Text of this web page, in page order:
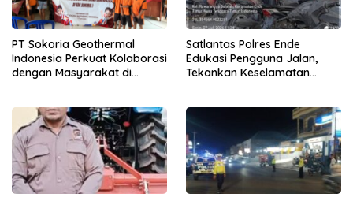
PT Sokoria Geothermal
Indonesia Perkuat Kolaborasi
dengan Masyarakat di
Satlantas Polres Ende
Edukasi Pengguna Jalan,
Tekankan Keselamatan